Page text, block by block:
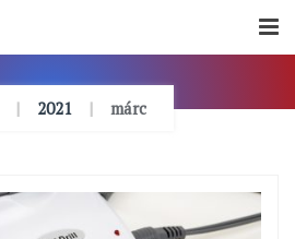
2021 márc